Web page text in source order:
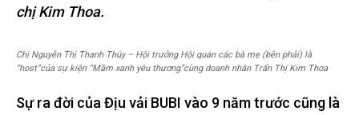
chị Kim Thoa.
Chị Nguyễn Thị Thanh Thúy – Hội trưởng Hội quán các bà mẹ (bên phải) là
“host”của sự kiện “Mầm xanh yêu thương”cùng doanh nhân Trẩn Thị Kim Thoa
Sự ra đời của Địu vải BUBI vào 9 năm trước cũng là